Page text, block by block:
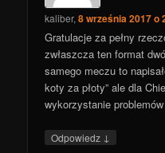
kaliber,8 września 2017 o
Gratulacje za pełny
zwłaszcza ten format
samego meczu to
koty za płoty” ale dla
wykorzystanie
Odpowiedz ↓